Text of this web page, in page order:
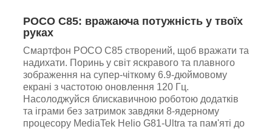
POCO C85: вражаюча потужність у твоїх
руках
Смартфон POCO C85 створений, щоб вражати та
надихати. Поринь у світ яскравого та плавного
зображення на супер-чіткому 6.9-дюймовому
екрані з частотою оновлення 120 Гц.
Насолоджуйся блискавичною роботою додатків
та іграми без затримок завдяки 8-ядерному
процесору MediaTek Helio G81-Ultra та пам'яті до